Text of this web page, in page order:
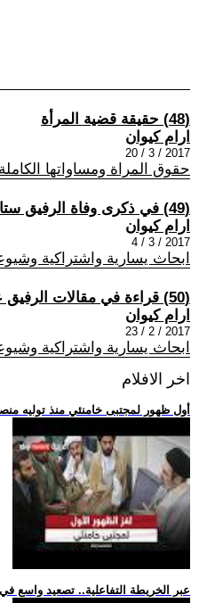
(48) حقيقة قضية المرأة
ارام كيوان
2017 / 3 / 20
حقوق المراة ومساواتها
(49) في ذكرى وفاة الرفيق ستالين
ارام كيوان
2017 / 3 / 4
ابحاث يسارية واشتراكية
(50) قراءة في مقالات الرفيق عبد المطلب العلمي 2
ارام كيوان
2017 / 2 / 23
ابحاث يسارية واشتراكية
اخر الافلام
.. أول ظهور لمجتبى خامنئي منذ توليه
.. عبر الخريطة التفاعلية.. تصعيد واسع